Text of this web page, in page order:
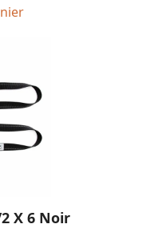
X 6 Noir